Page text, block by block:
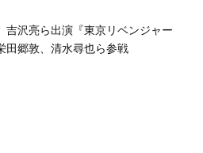
吉沢亮ら出演『東京リベンジャー
田郷敦、清水尋也ら参戦